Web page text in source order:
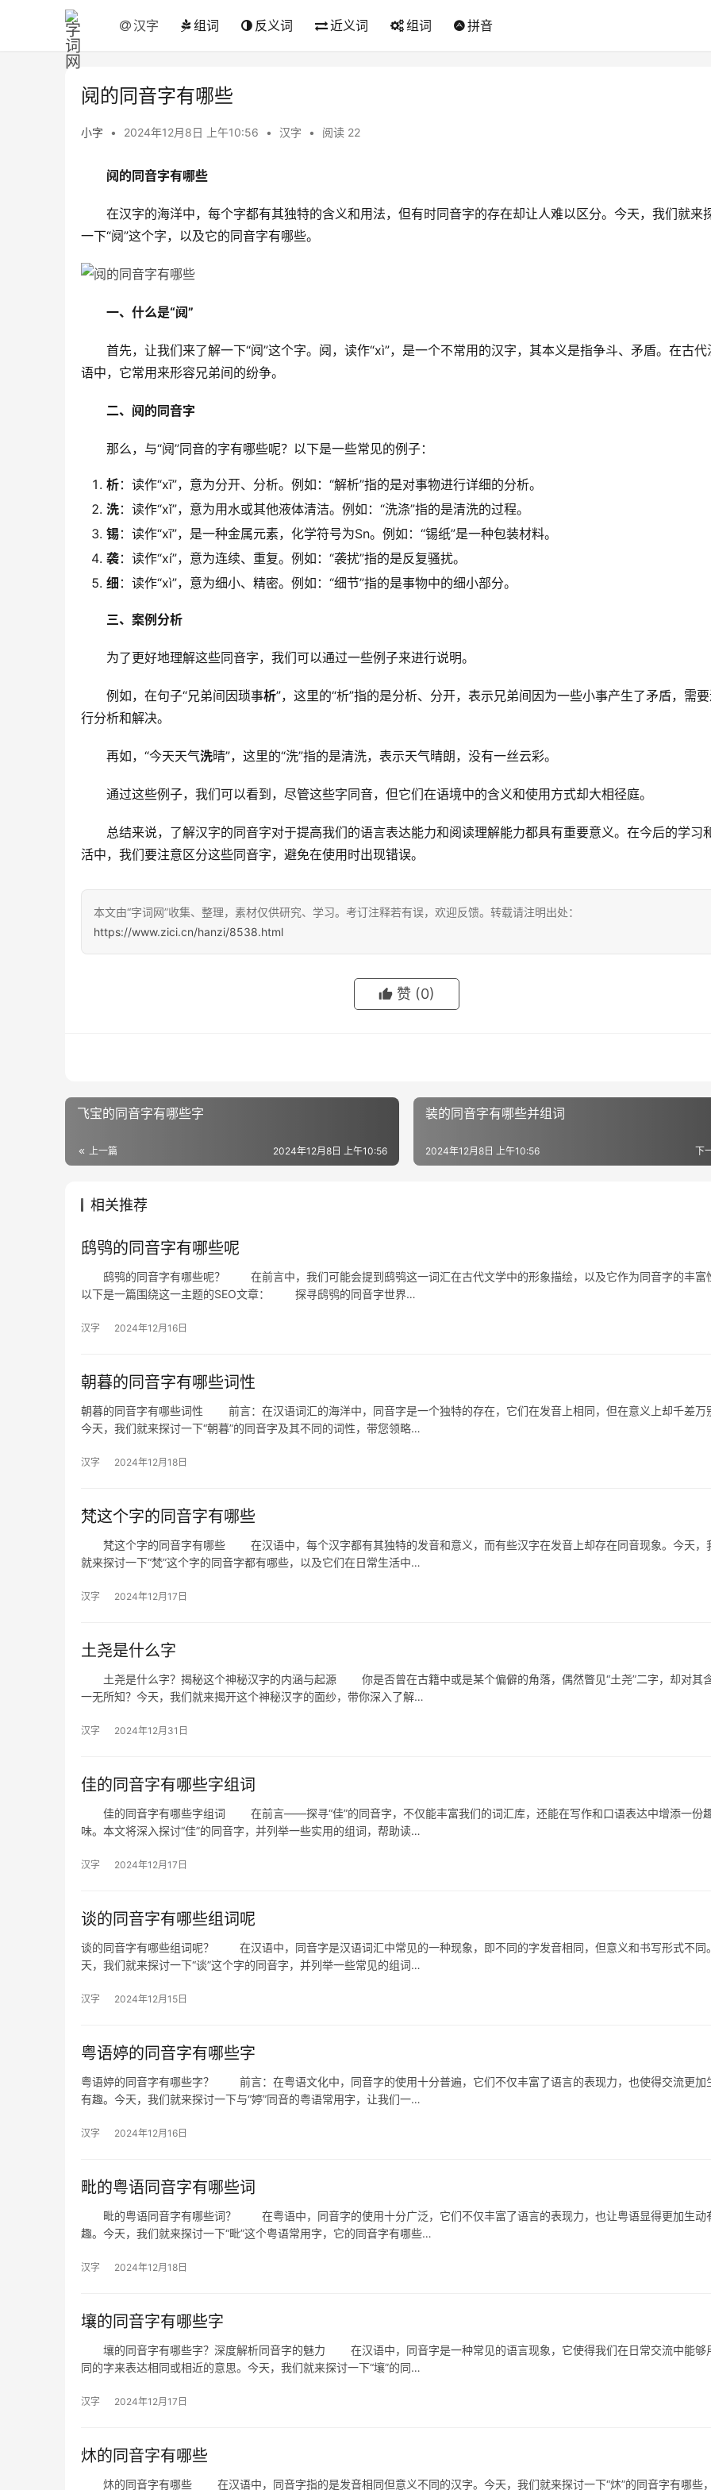
汉字 组词 反义词 近义词 组词 拼音
阋的同音字有哪些
小字 • 2024年12月8日 上午10:56 • 汉字 • 阅读 22
阋的同音字有哪些
在汉字的海洋中，每个字都有其独特的含义和用法，但有时同音字的存在却让人难以区分。今天，我们就来
一下“阋”这个字，以及它的同音字有哪些。
一、什么是“阋”
首先，让我们来了解一下“阋”这个字。阋，读作“xì”，是一个不常用的汉字，其本义是指争斗、矛盾。在古代
语中，它常用来形容兄弟间的纷争。
二、阋的同音字
那么，与“阋”同音的字有哪些呢？以下是一些常见的例子：
析：读作“xī”，意为分开、分析。例如：“解析”指的是对事物进行详细的分析。
洗：读作“xǐ”，意为用水或其他液体清洁。例如：“洗涤”指的是清洗的过程。
锡：读作“xī”，是一种金属元素，化学符号为Sn。例如：“锡纸”是一种包装材料。
袭：读作“xí”，意为连续、重复。例如：“袭扰”指的是反复骚扰。
细 ：读作“xì”，意为细小、精密。例如：“细节”指的是事物中的细小部分。
三、案例分析
为了更好地理解这些同音字，我们可以通过一些例子来进行说明。
例如，在句子“兄弟间因琐事析”，这里的“析”指的是分析、分开，表示兄弟间因为一些小事产生了矛盾，需
行分析和解决。
再如，“今天天气洗晴”，这里的“洗”指的是清洗，表示天气晴朗，没有一丝云彩。
通过这些例子，我们可以看到，尽管这些字同音，但它们在语境中的含义和使用方式却大相径庭。
总结来说，了解汉字的同音字对于提高我们的语言表达能力和阅读理解能力都具有重要意义。在今后的学习
活中，我们要注意区分这些同音字，避免在使用时出现错误。
本文由“字词网”收集、整理，素材仅供研究、学习。考订注释若有误，欢迎反馈。转载请注明出处：
https://www.zici.cn/hanzi/8538.html
赞 (0)
飞宝的同音字有哪些字
上一篇 2024年12月8日 上午10:56
装的同音字有哪些并组词
下
2024年12月8日 上午10:56
相关推荐
鸱鸮的同音字有哪些呢
鸱鸮的同音字有哪些呢？ 在前言中，我们可能会提到鸱鸮这一词汇在古代文学中的形象描绘，以及它作为同音字的丰富
以下是一篇围绕这一主题的SEO文章： 探寻鸱鸮的同音字世界…
汉字 2024年12月16日
朝暮的同音字有哪些词性
朝暮的同音字有哪些词性 前言：在汉语词汇的海洋中，同音字是一个独特的存在，它们在发音上相同，但在意义上却千差万
今天，我们就来探讨一下“朝暮”的同音字及其不同的词性，带您领略…
汉字 2024年12月18日
梵这个字的同音字有哪些
梵这个字的同音字有哪些 在汉语中，每个汉字都有其独特的发音和意义，而有些汉字在发音上却存在同音现象。今天，
就来探讨一下“梵”这个字的同音字都有哪些，以及它们在日常生活中…
汉字 2024年12月17日
土尧是什么字
土尧是什么字？揭秘这个神秘汉字的内涵与起源 你是否曾在古籍中或是某个偏僻的角落，偶然瞥见“土尧”二字，却对其
一无所知？今天，我们就来揭开这个神秘汉字的面纱，带你深入了解…
汉字 2024年12月31日
佳的同音字有哪些字组词
佳的同音字有哪些字组词 在前言——探寻“佳”的同音字，不仅能丰富我们的词汇库，还能在写作和口语表达中增添一份
味。本文将深入探讨“佳”的同音字，并列举一些实用的组词，帮助读…
汉字 2024年12月17日
谈的同音字有哪些组词呢
谈的同音字有哪些组词呢？ 在汉语中，同音字是汉语词汇中常见的一种现象，即不同的字发音相同，但意义和书写形式不同
天，我们就来探讨一下“谈”这个字的同音字，并列举一些常见的组词…
汉字 2024年12月15日
粤语婷的同音字有哪些字
粤语婷的同音字有哪些字？ 前言：在粤语文化中，同音字的使用十分普遍，它们不仅丰富了语言的表现力，也使得交流更加
有趣。今天，我们就来探讨一下与“婷”同音的粤语常用字，让我们一…
汉字 2024年12月16日
毗的粤语同音字有哪些词
毗的粤语同音字有哪些词？ 在粤语中，同音字的使用十分广泛，它们不仅丰富了语言的表现力，也让粤语显得更加生动
趣。今天，我们就来探讨一下“毗”这个粤语常用字，它的同音字有哪些…
汉字 2024年12月18日
壤的同音字有哪些字
壤的同音字有哪些字？深度解析同音字的魅力 在汉语中，同音字是一种常见的语言现象，它使得我们在日常交流中能够
同的字来表达相同或相近的意思。今天，我们就来探讨一下“壤”的同…
汉字 2024年12月17日
炑的同音字有哪些
炑的同音字有哪些 在汉语中，同音字指的是发音相同但意义不同的汉字。今天，我们就来探讨一下“炑”的同音字有哪些